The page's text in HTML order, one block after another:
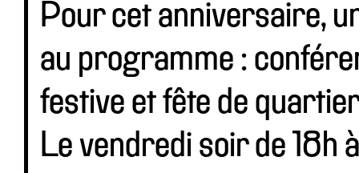
Pour cet anniversaire,
au programme :
festive et fête de
Le vendredi soir de 18h